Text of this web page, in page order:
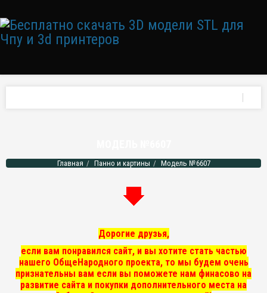
Главная Панно и картины Модель №6607
Дорогие друзья,
если вам понравился сайт, и вы хотите стать частью
нашего ОбщеНародного проекта, то мы будем очень
признательны вам если вы поможете нам финасово на
развитие сайта и покупки дополнительного места на